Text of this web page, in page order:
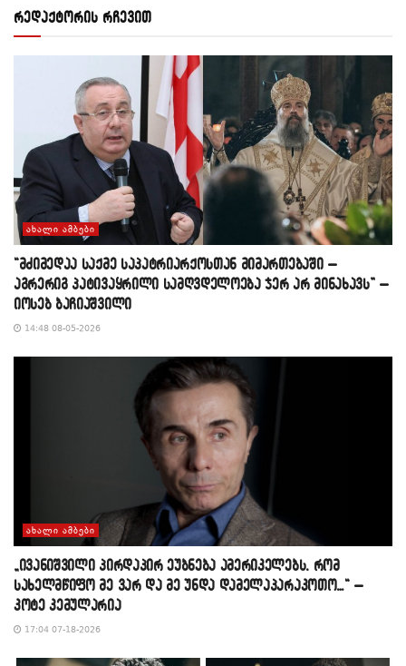
რედაქტორის რჩევით
ᲐᲮᲐᲚᲘ ᲐᲛᲑᲔᲑᲘ
“მძიმედაა საქმე საპატრიარქოსთან მიმართებაში –
აგრერიგ პატივაყრილი სამღვდელოება ჯერ არ მინახავს” –
იოსებ ბაჩიაშვილი
14:48 08-05-2026
ᲐᲮᲐᲚᲘ ᲐᲛᲑᲔᲑᲘ
„ივანიშვილი პირდაპირ ეუბნება ამერიკელებს, რომ
სახელმწიფო მე ვარ და მე უნდა დამელაპარაკოთო…“ –
კოტე კემულარია
17:04 07-18-2026